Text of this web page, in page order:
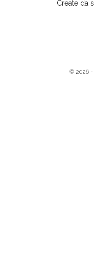
Create da
© 2026